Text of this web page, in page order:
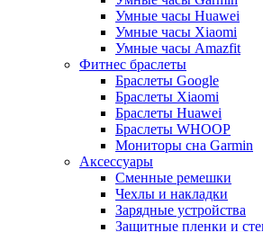
Умные часы Huawei
Умные часы Xiaomi
Умные часы Amazfit
Фитнес браслеты
Браслеты Google
Браслеты Xiaomi
Браслеты Huawei
Браслеты WHOOP
Мониторы сна Garmin
Аксессуары
Сменные ремешки
Чехлы и накладки
Зарядные устройства
Защитные пленки и